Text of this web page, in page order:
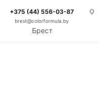
+375 (44) 556-03-87
brest@colorformula.by
Брест